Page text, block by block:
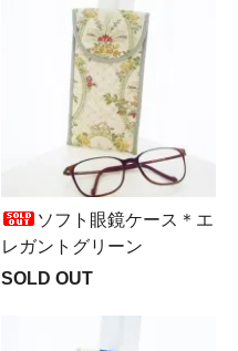
ソフト眼鏡ケース＊エ
レガントグリーン
SOLD OUT